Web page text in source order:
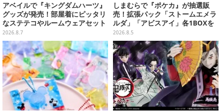
アベイルで『キングダムハーツ』
グッズが発売！部屋着にピッタリ
なステテコやルームウェアセット
2026.8.7
しまむらで『ポケカ』が抽選販
売！拡張パック「ストームエメラ
ルダ」「アビスアイ」各1BOXを
ラインナップ
2026.8.5